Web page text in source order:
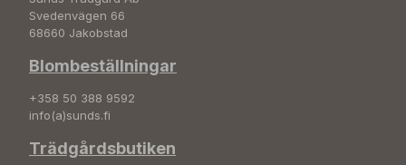
Svedenvägen 66
68660 Jakobstad
Blombeställningar
+358 50 388 9592
info(a)sunds.fi
Trädgårdsbutiken